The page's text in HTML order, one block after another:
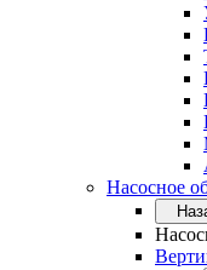
Насосное